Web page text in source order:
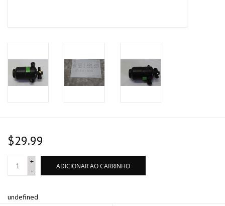
$29.99
+
-
ADICIONAR AO CARRINHO
undefined